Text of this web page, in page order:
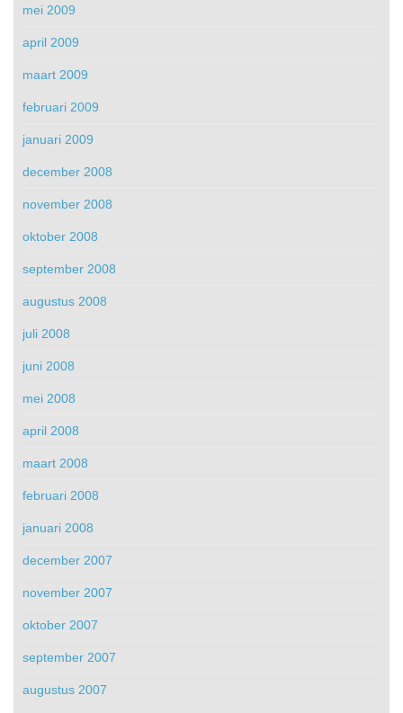
mei 2009
april 2009
maart 2009
februari 2009
januari 2009
december 2008
november 2008
oktober 2008
september 2008
augustus 2008
juli 2008
juni 2008
mei 2008
april 2008
maart 2008
februari 2008
januari 2008
december 2007
november 2007
oktober 2007
september 2007
augustus 2007